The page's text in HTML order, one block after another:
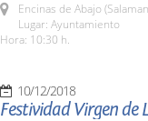
Encinas de Abajo
Lugar: Ayuntamiento
Hora: 10:30 h.
10/12/2018
Festividad Virgen